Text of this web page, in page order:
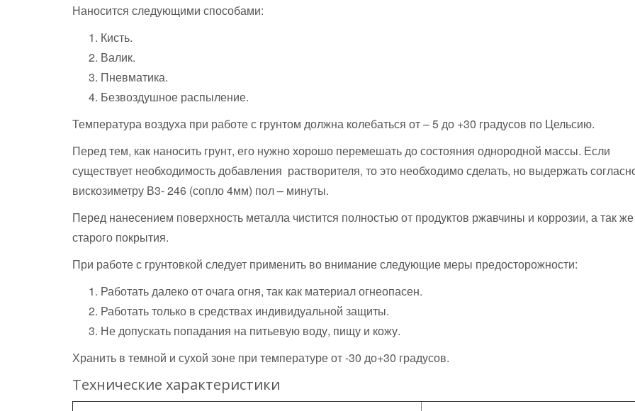
Наносится следующими способами:
Кисть.
Валик.
Пневматика.
Безвоздушное распыление.
Температура воздуха при работе с грунтом должна колебаться от – 5 до +30 градусов по Цельсию.
Перед тем, как наносить грунт, его нужно хорошо перемешать до состояния однородной массы. Если
существует необходимость добавления растворителя, то это необходимо сделать, но выдержать
вискозиметру В3- 246 (сопло 4мм) пол – минуты.
Перед нанесением поверхность металла чистится полностью от продуктов ржавчины и коррозии, а так же
старого покрытия.
При работе с грунтовкой следует применить во внимание следующие меры предосторожности:
Работать далеко от очага огня, так как материал огнеопасен.
Работать только в средствах индивидуальной защиты.
Не допускать попадания на питьевую воду, пищу и кожу.
Хранить в темной и сухой зоне при температуре от -30 до+30 градусов.
Технические характеристики